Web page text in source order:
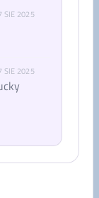
SIE 2025
SIE 2025